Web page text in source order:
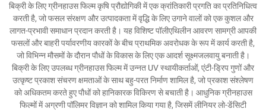
बिक्री के लिए ग्रीनहाउस फिल्म कृषि प्रौद्योगिकी में एक क्रांतिकारी प्रगति का प्रतिनिधित्व
करती है, जो फसल संरक्षण और उत्पादकता में वृद्धि के लिए उगाने वालों को एक कुशल और
लागत-प्रभावी समाधान प्रदान करती है। यह विशिष्ट पॉलीएथिलीन आवरण सामग्री आपकी
फसलों और बाहरी पर्यावरणीय कारकों के बीच प्राथमिक अवरोधक के रूप में कार्य करती है,
जो विभिन्न मौसमों के दौरान पौधों के विकास के लिए एक आदर्श सूक्ष्मजलवायु बनाती है।
बिक्री के लिए उपलब्ध ग्रीनहाउस फिल्म में उन्नत UV स्थायीकर्ताओं, एंटी-ड्रिप गुणों और
उत्कृष्ट प्रकाश संचरण क्षमताओं के साथ बहु-परत निर्माण शामिल है, जो प्रकाश संश्लेषण
को अधिकतम करते हुए पौधों को हानिकारक विकिरण से बचाती है। आधुनिक ग्रीनहाउस
फिल्मों में अग्रणी पॉलिमर विज्ञान को शामिल किया गया है, जिसमें लीनियर लो-डेंसिटी